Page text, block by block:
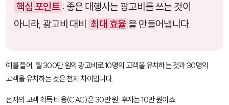
핵심 포인트 : 좋은 대행사는 광고비를 쓰는 것이
아니라, 광고비 대비
최대 효율 을 만들어냅니다.
예를 들어, 월 300만 원의 광고비로 10명의 고객을 유치하는 것과 30명의
고객을 유치하는 것은 천지 차이입니다.
전자의 고객 획득 비용(CAC)은 30만 원, 후자는 10만 원이죠.